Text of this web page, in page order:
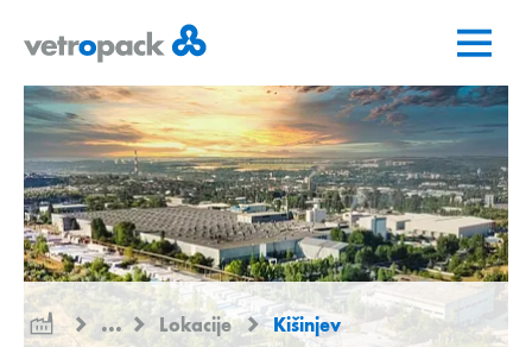
home
page
content
contact
... Lokacije Kišinjev